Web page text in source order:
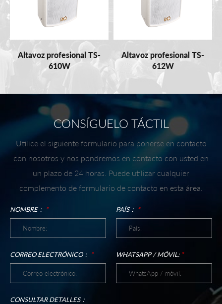
Altavoz profesional TS-
610W
Altavoz profesional TS-
612W
CONSÍGUELO TÁCTIL
Utilice el siguiente formulario para ponerse en contacto
con nosotros y nos pondremos en contacto con usted en
un plazo de 24 horas. Puede utilizar cualquier
complemento de formulario de contacto en esta área.
NOMBRE： * PAÍS： *
CORREO ELECTRÓNICO： * WHATSAPP / MÓVIL: *
CONSULTAR DETALLES：